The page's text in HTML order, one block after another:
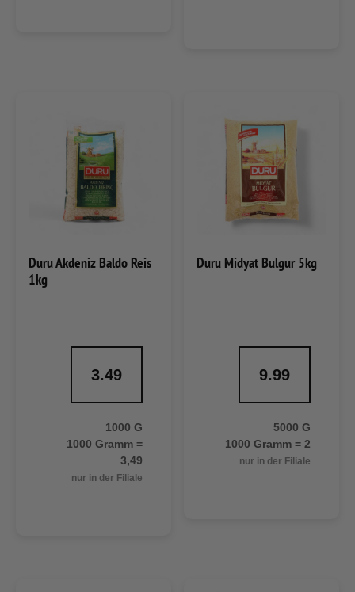
Duru Akdeniz Baldo Reis
1kg
3.49
1000 G
1000 Gramm =
3,49
nur in der Filiale
Duru Midyat Bulgur 5kg
9.99
5000 G
1000 Gramm = 2
nur in der Filiale